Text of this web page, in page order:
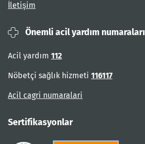
İletişim
Önemli acil yardım numaraları
Acil yardım 112
Nöbetçi sağlık hizmeti 116117
Acil cagri numaralari
Sertifikasyonlar